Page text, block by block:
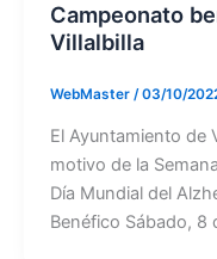
Campeonato
Villalbilla
WebMaster /03/10/
El Ayuntamiento de
motivo de la
Día Mundial del
Benéfico Sábado, 8